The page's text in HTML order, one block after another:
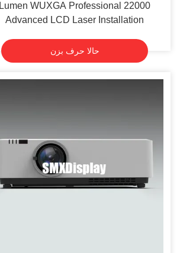
22000 Lumen WUXGA Professional
Advanced LCD Laser Installation
حالا حرف بزن